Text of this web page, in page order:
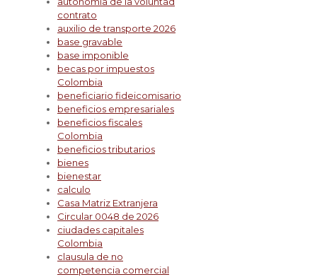
contrato
auxilio de transporte 2026
base gravable
base imponible
becas por impuestos
Colombia
beneficiario fideicomisario
beneficios empresariales
beneficios fiscales
Colombia
beneficios tributarios
bienes
bienestar
calculo
Casa Matriz Extranjera
Circular 0048 de 2026
ciudades capitales
Colombia
clausula de no
competencia comercial